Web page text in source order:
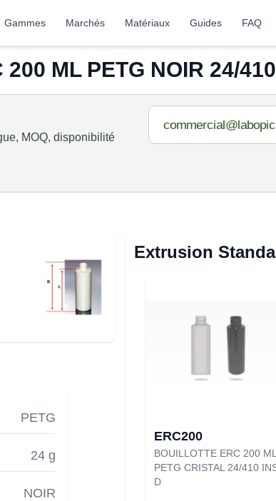
Gammes Marchés Matériaux Guides FAQ
200 ML PETG NOIR 24/
MOQ, disponibilité
PETG
24 g
NOIR
Extrusion
ERC200
BOUILLOTTE ERC 200 ML
PETG CRISTAL 24/410
D